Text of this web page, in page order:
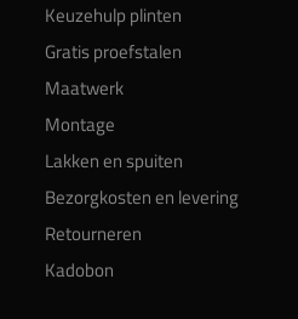
Keuzehulp plinten
Gratis proefstalen
Maatwerk
Montage
Lakken en spuiten
Bezorgkosten en levering
Retourneren
Kadobon